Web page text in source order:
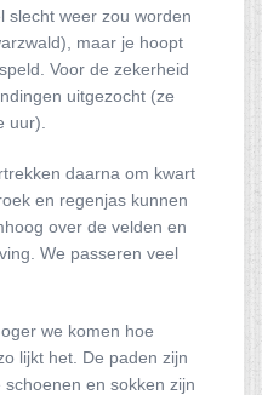
slecht weer zou worden
maar je hoopt
Voor de zekerheid
uitgezocht (ze
uur).
daarna om kwart
en regenjas kunnen
over de velden en
We passeren veel
we komen hoe
lijkt het. De paden zijn
en sokken zijn